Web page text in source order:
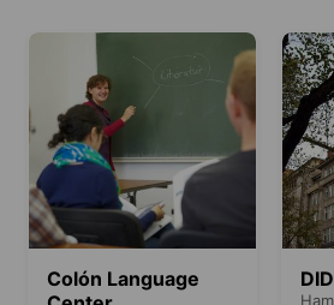
Colón Language